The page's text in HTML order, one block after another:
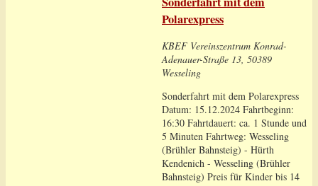
Polarexpress
KBEF Vereinszentrum Konrad-
Adenauer-Straße 13, 50389
Wesseling
Sonderfahrt mit dem Polarexpress
Datum: 15.12.2024 Fahrtbeginn:
16:30 Fahrtdauert: ca. 1 Stunde und
5 Minuten Fahrtweg: Wesseling
(Brühler Bahnsteig) - Hürth
Kendenich - Wesseling (Brühler
Bahnsteig) Preis für Kinder bis 14